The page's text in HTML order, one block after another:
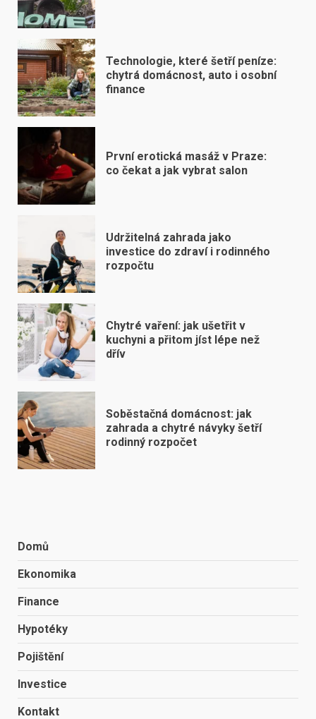
Technologie, které šetří peníze:
chytrá domácnost, auto i osobní
finance
První erotická masáž v Praze:
co čekat a jak vybrat salon
Udržitelná zahrada jako
investice do zdraví i rodinného
rozpočtu
Chytré vaření: jak ušetřit v
kuchyni a přitom jíst lépe než
dřív
Soběstačná domácnost: jak
zahrada a chytré návyky šetří
rodinný rozpočet
Domů
Ekonomika
Finance
Hypotéky
Pojištění
Investice
Kontakt